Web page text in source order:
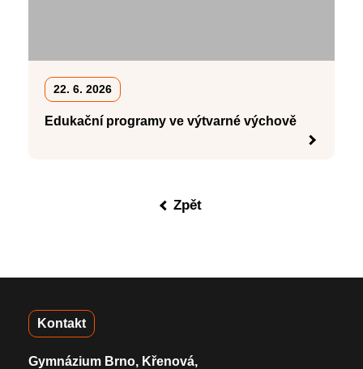
22. 6. 2026
Edukační programy ve výtvarné výchově
Zpět
Kontakt
Gymnázium Brno, Křenová,